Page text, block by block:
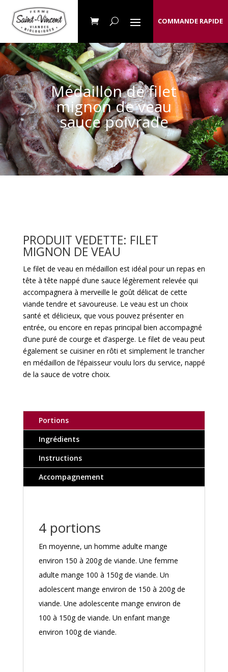
COMMANDE RAPIDE
Médaillon de filet
mignon de veau
sauce poivrade
PRODUIT VEDETTE: FILET
MIGNON DE VEAU
Le filet de veau en médaillon est idéal pour un repas en
tête à tête nappé d’une sauce légèrement relevée qui
accompagnera à merveille le goût délicat de cette
viande tendre et savoureuse. Le veau est un choix
santé et délicieux, que vous pouvez présenter en
entrée, ou encore en repas principal bien accompagné
d’une puré de courge et d’asperge. Le filet de veau peut
également se cuisiner en rôti et simplement le trancher
en médaillon de l’épaisseur voulu lors du service, nappé
de la sauce de votre choix.
Portions
Ingrédients
Instructions
Accompagnement
4 portions
En moyenne, un homme adulte mange
environ 150 à 200g de viande. Une femme
adulte mange 100 à 150g de viande. Un
adolescent mange environ de 150 à 200g de
viande. Une adolescente mange environ de
100 à 150g de viande. Un enfant mange
environ 100g de viande.